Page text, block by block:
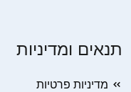
תנאים ומדיניות
מדיניות פרטיות